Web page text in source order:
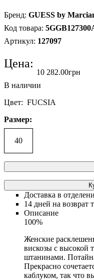
GUESS by
127097
Цена:
10 282.00грн
Цвет: FUCSIA
Размер:
40
Доставка в
14 дней на возврат
Описание
100%
Женские
вискозы с высокой
штанинами.
Прекрасно
каблуком, так что